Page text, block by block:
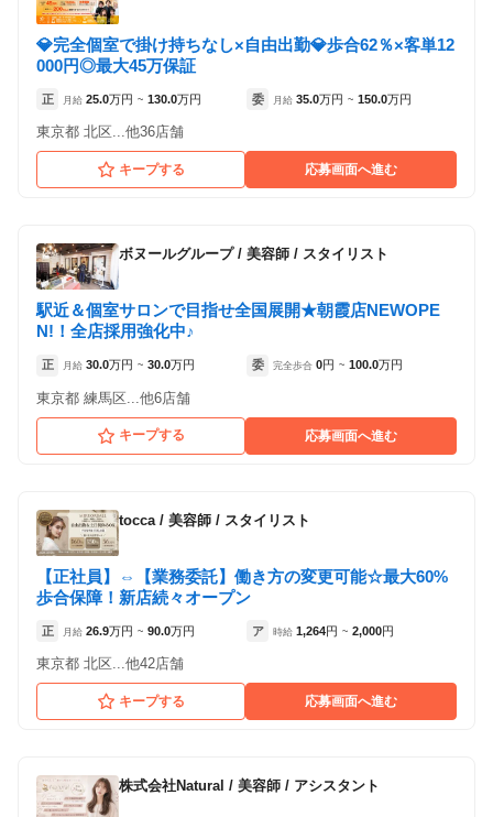
AUBE hair arch byEEM 赤羽店
など）が見られます
件の店舗
AUBE hair arch byEEM 赤羽店
（東京都北区:赤羽岩淵駅 徒歩 4分 / 赤羽駅 徒
歩 6分 ）
💎完全個室で掛け持ちなし×自由出勤💎歩合62％×客単12
000円◎最大45万保証
正 月給 25.0万円 ~ 130.0万円 委 月給 35.0万円 ~ 150.0万円
東京都 北区...他36店舗
キープする 応募画面へ進む
ボヌールグループ/ 美容師 / スタイリスト
駅近＆個室サロンで目指せ全国展開★朝霞店NEWOPE
N!！全店採用強化中♪
正 月給 30.0万円 ~ 30.0万円 委 完全歩合 0円 ~ 100.0万円
東京都 練馬区...他6店舗
キープする 応募画面へ進む
tocca / 美容師 / スタイリスト
【正社員】⇔【業務委託】働き方の変更可能☆最大60%
歩合保障！新店続々オープン
正 月給 26.9万円 ~ 90.0万円 ア 時給 1,264円 ~ 2,000円
東京都 北区...他42店舗
キープする 応募画面へ進む
株式会社Natural / 美容師 / アシスタント